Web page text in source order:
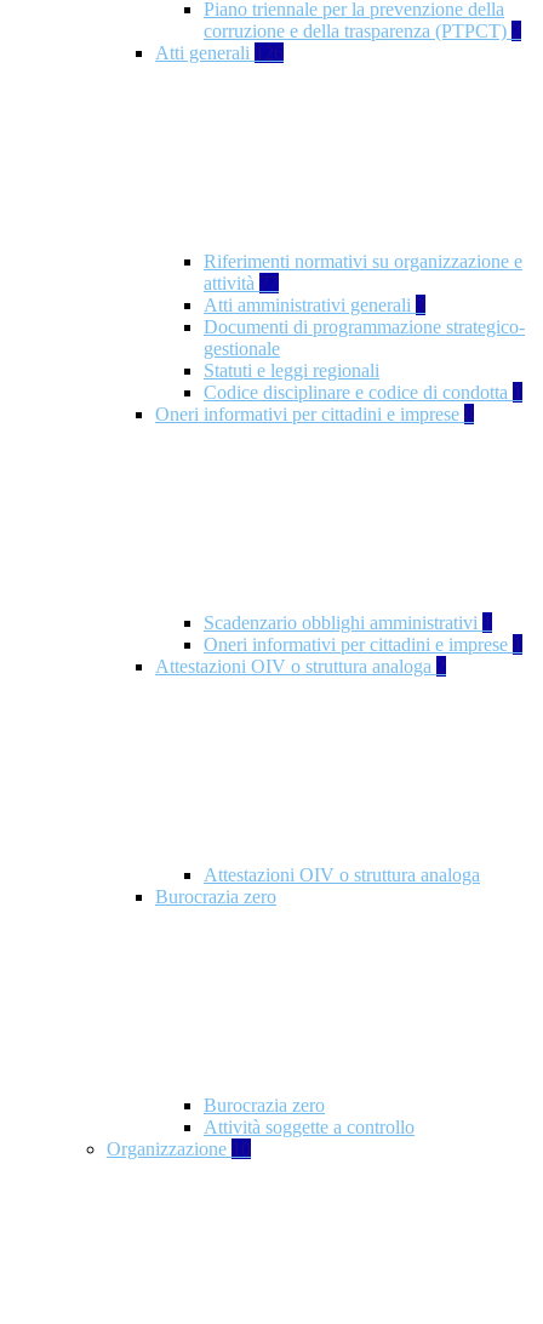
Piano triennale per la prevenzione della
corruzione e della trasparenza (PTPCT) 2
Atti generali 126
Riferimenti normativi su organizzazione e
attività 77
Atti amministrativi generali 3
Documenti di programmazione strategico-
gestionale
Statuti e leggi regionali
Codice disciplinare e codice di condotta 1
Oneri informativi per cittadini e imprese 8
Scadenzario obblighi amministrativi 1
Oneri informativi per cittadini e imprese 1
Attestazioni OIV o struttura analoga 2
Attestazioni OIV o struttura analoga
Burocrazia zero
Burocrazia zero
Attività soggette a controllo
Organizzazione 10